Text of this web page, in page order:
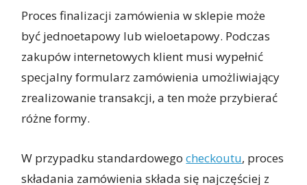
Proces finalizacji zamówienia w sklepie może
być jednoetapowy lub wieloetapowy. Podczas
zakupów internetowych klient musi wypełnić
specjalny formularz zamówienia umożliwiający
zrealizowanie transakcji, a ten może przybierać
różne formy.
W przypadku standardowegocheckoutu, proces
składania zamówienia składa się najczęściej z